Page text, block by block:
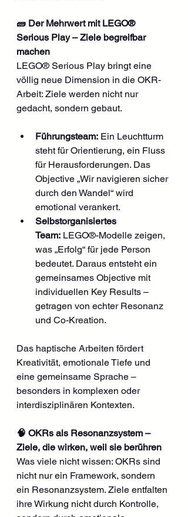
🧱 Der Mehrwert mit LEGO®
Serious Play – Ziele begreifbar
machen
LEGO® Serious Play bringt eine
völlig neue Dimension in die OKR-
Arbeit: Ziele werden nicht nur
gedacht, sondern gebaut.
Führungsteam: Ein Leuchtturm
steht für Orientierung, ein Fluss
für Herausforderungen. Das
Objective „Wir navigieren sicher
durch den Wandel“ wird
emotional verankert.
Selbstorganisiertes
Team: LEGO®-Modelle zeigen,
was „Erfolg“ für jede Person
bedeutet. Daraus entsteht ein
gemeinsames Objective mit
individuellen Key Results –
getragen von echter Resonanz
und Co-Kreation.
Das haptische Arbeiten fördert
Kreativität, emotionale Tiefe und
eine gemeinsame Sprache –
besonders in komplexen oder
interdisziplinären Kontexten.
🧠 OKRs als Resonanzsystem –
Ziele, die wirken, weil sie berühren
Was viele nicht wissen: OKRs sind
nicht nur ein Framework, sondern
ein Resonanzsystem. Ziele entfalten
ihre Wirkung nicht durch Kontrolle,